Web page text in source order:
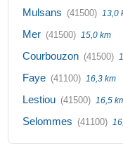
Mulsans (41500) 13,0
Mer (41500) 15,0 km
Courbouzon (41500)
Faye (41100) 16,3 km
Lestiou (41500) 16,5
Selommes (41100)